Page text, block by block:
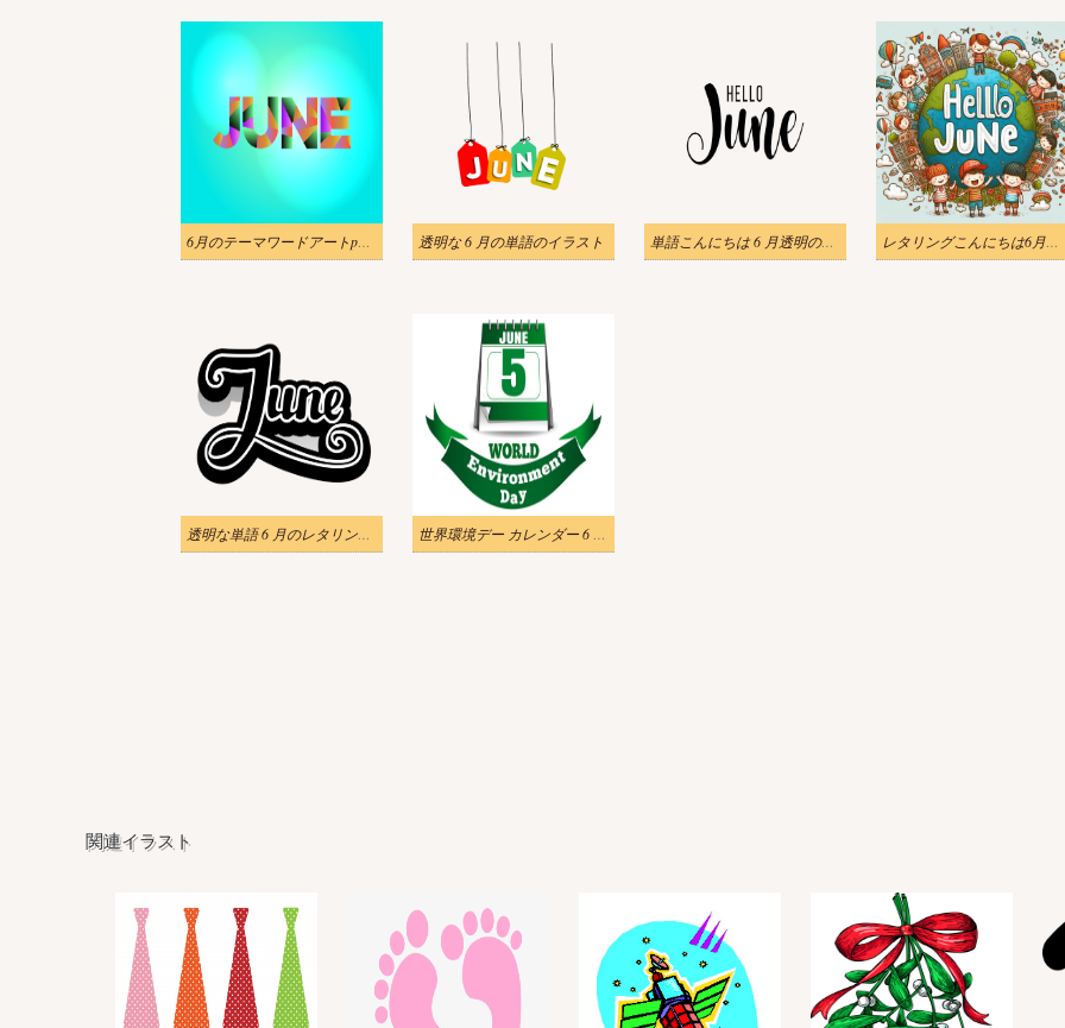
6月のテーマワードアートpngのイラスト 透明な 6 月の単語のイラスト 単語こんにちは 6 月透明のイラスト レタリングこんにちは6月の背景イラスト
透明な単語 6 月のレタリングのイラスト 世界環境デー カレンダー 6 月 5 日のイラスト
関連イラスト